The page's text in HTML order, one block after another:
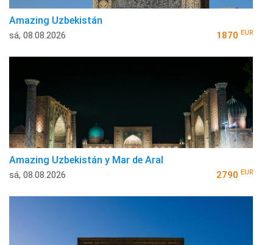
Amazing Uzbekistán
sá, 08.08.2026 1870 EUR
Amazing Uzbekistán y Mar de Aral
sá, 08.08.2026 2790 EUR